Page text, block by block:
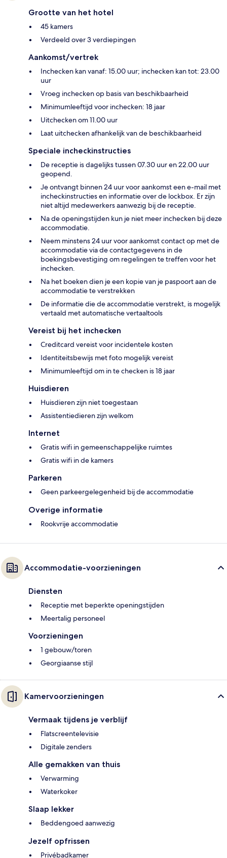
Grootte van het hotel
45 kamers
Verdeeld over 3 verdiepingen
Aankomst/vertrek
Inchecken kan vanaf: 15.00 uur; inchecken kan tot: 23.00
uur
Vroeg inchecken op basis van beschikbaarheid
Minimumleeftijd voor inchecken: 18 jaar
Uitchecken om 11.00 uur
Laat uitchecken afhankelijk van de beschikbaarheid
Speciale incheckinstructies
De receptie is dagelijks tussen 07.30 uur en 22.00 uur
geopend.
Je ontvangt binnen 24 uur voor aankomst een e-mail met
incheckinstructies en informatie over de lockbox. Er zijn
niet altijd medewerkers aanwezig bij de receptie.
Na de openingstijden kun je niet meer inchecken bij deze
accommodatie.
Neem minstens 24 uur voor aankomst contact op met de
accommodatie via de contactgegevens in de
boekingsbevestiging om regelingen te treffen voor het
inchecken.
Na het boeken dien je een kopie van je paspoort aan de
accommodatie te verstrekken
De informatie die de accommodatie verstrekt, is mogelijk
vertaald met automatische vertaaltools
Vereist bij het inchecken
Creditcard vereist voor incidentele kosten
Identiteitsbewijs met foto mogelijk vereist
Minimumleeftijd om in te checken is 18 jaar
Huisdieren
Huisdieren zijn niet toegestaan
Assistentiedieren zijn welkom
Internet
Gratis wifi in gemeenschappelijke ruimtes
Gratis wifi in de kamers
Parkeren
Geen parkeergelegenheid bij de accommodatie
Overige informatie
Rookvrije accommodatie
Accommodatie-voorzieningen
Diensten
Receptie met beperkte openingstijden
Meertalig personeel
Voorzieningen
1 gebouw/toren
Georgiaanse stijl
Kamervoorzieningen
Vermaak tijdens je verblijf
Flatscreentelevisie
Digitale zenders
Alle gemakken van thuis
Verwarming
Waterkoker
Slaap lekker
Beddengoed aanwezig
Jezelf opfrissen
Privébadkamer